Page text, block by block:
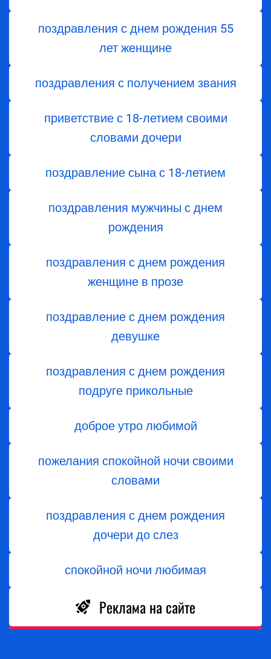
поздравления с днем ​​рождения 55
лет женщине
поздравления с получением звания
приветствие с 18-летием своими
словами дочери
поздравление сына с 18-летием
поздравления мужчины с днем
рождения
поздравления с днем рождения
женщине в прозе
поздравление с днем рождения
девушке
поздравления с днем рождения
подруге прикольные
доброе утро любимой
пожелания спокойной ночи своими
словами
поздравления с днем ​​рождения
дочери до слез
спокойной ночи любимая
Реклама на сайте